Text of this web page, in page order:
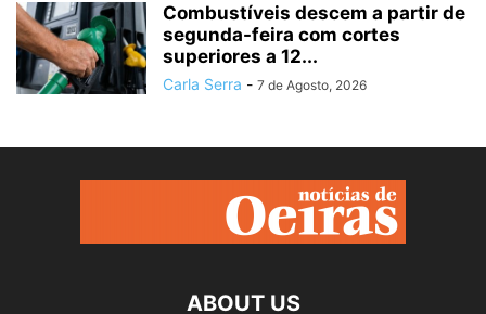
Combustíveis descem a partir de
segunda-feira com cortes
superiores a 12...
Carla Serra - 7 de Agosto, 2026
ABOUT US